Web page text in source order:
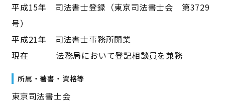
平成15年 司法書士登録（東京司法書士会 第3729
号）
平成21年 司法書士事務所開業
現在 法務局において登記相談員を兼務
所属・著書・資格等
東京司法書士会